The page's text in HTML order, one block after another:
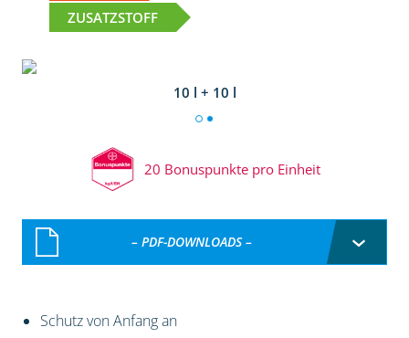
ZUSATZSTOFF
10 l + 10 l
20 Bonuspunkte pro Einheit
– PDF-DOWNLOADS –
Schutz von Anfang an